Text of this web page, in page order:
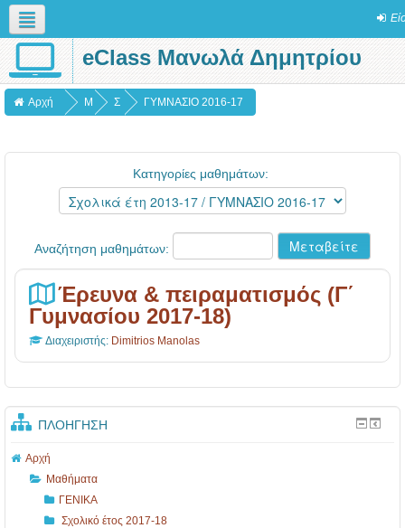
Ελληνικά (el)eClass Μανωλά Δημητρίου
Αρχή
Μ
θ
μ
τ
Σ
ο
ι
ά
τ
1
ΓΥΜΝΑΣΙΟ 2016-17
Κατηγορίες μαθημάτων:
Αναζήτηση μαθημάτων:
Έρευνα & πειραματισμός (Γ΄
Γυμνασίου 2017-18)
Διαχειριστής: Dimitrios Manolas
ΠΛΟΉΓΗΣΗ
Αρχή
Μαθήματα
ΓΕΝΙΚΑ
Σχολικό έτος 2017-18